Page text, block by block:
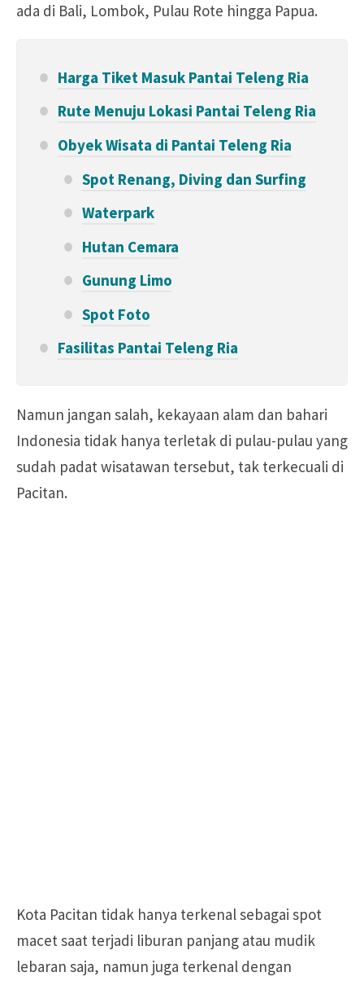
ada di Bali, Lombok, Pulau Rote hingga Papua.
Harga Tiket Masuk Pantai Teleng Ria
Rute Menuju Lokasi Pantai Teleng Ria
Obyek Wisata di Pantai Teleng Ria
Spot Renang, Diving dan Surfing
Waterpark
Hutan Cemara
Gunung Limo
Spot Foto
Fasilitas Pantai Teleng Ria
Namun jangan salah, kekayaan alam dan bahari
Indonesia tidak hanya terletak di pulau-pulau yang
sudah padat wisatawan tersebut, tak terkecuali di
Pacitan.
Kota Pacitan tidak hanya terkenal sebagai spot
macet saat terjadi liburan panjang atau mudik
lebaran saja, namun juga terkenal dengan